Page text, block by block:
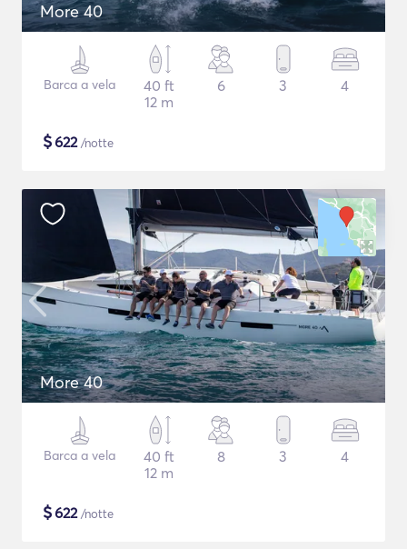
More 40
Barca a vela
40 ft
12 m
6 3 4
$622/notte
More 40
Barca a vela
40 ft
12 m
8 3 4
$622/notte